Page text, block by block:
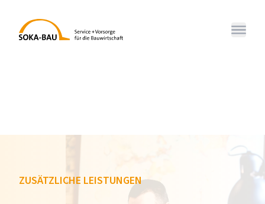
SOKA-BAU Menü
ZUSÄTZLICHE LEISTUNGEN